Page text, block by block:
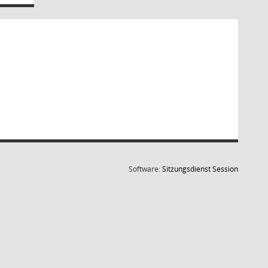
Software:SitzungsdienstSession(Wird in